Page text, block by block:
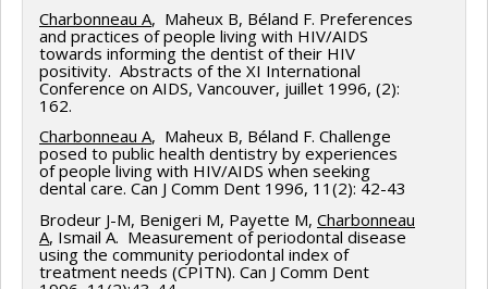
Charbonneau A, Maheux B, Béland F. Preferences
and practices of people living with HIV/AIDS
towards informing the dentist of their HIV
positivity. Abstracts of the XI International
Conference on AIDS, Vancouver, juillet 1996, (2):
162.
Charbonneau A, Maheux B, Béland F. Challenge
posed to public health dentistry by experiences
of people living with HIV/AIDS when seeking
dental care. Can J Comm Dent 1996, 11(2): 42-43
Brodeur J-M, Benigeri M, Payette M, Charbonneau
A, Ismail A. Measurement of periodontal disease
using the community periodontal index of
treatment needs (CPITN). Can J Comm Dent